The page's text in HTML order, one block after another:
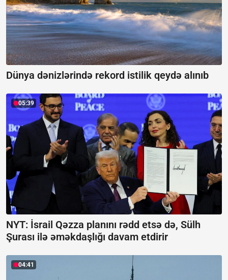
Dünya dənizlərində rekord istilik qeydə alınıb
05:39
NYT: İsrail Qəzza planını rədd etsə də, Sülh
Şurası ilə əməkdaşlığı davam etdirir
04:41